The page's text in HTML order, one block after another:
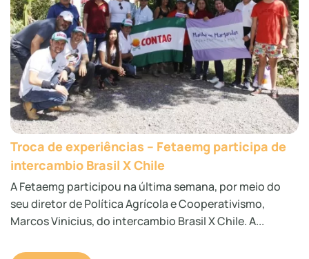
Troca de experiências – Fetaemg participa de
intercambio Brasil X Chile
A Fetaemg participou na última semana, por meio do
seu diretor de Política Agrícola e Cooperativismo,
Marcos Vinicius, do intercambio Brasil X Chile. A...